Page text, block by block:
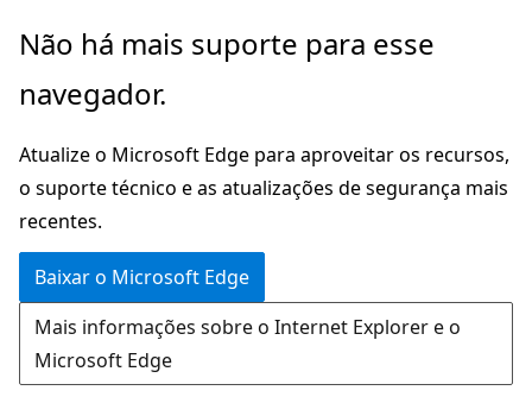
Pular
o
principal
Não há mais suporte para esse
navegador.
Atualize o Microsoft Edge para aproveitar os recursos,
o suporte técnico e as atualizações de segurança mais
recentes.
Baixar o Microsoft Edge
Mais informações sobre o Internet Explorer e o
Microsoft Edge